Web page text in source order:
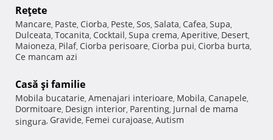
Reţete
Mancare, Paste, Ciorba, Peste, Sos, Salata, Cafea, Supa,
Dulceata, Tocanita, Cocktail, Supa crema, Aperitive, Desert,
Maioneza, Pilaf, Ciorba perisoare, Ciorba pui, Ciorba burta,
Ce mancam azi
Casă şi familie
Mobila bucatarie, Amenajari interioare, Mobila, Canapele,
Dormitoare, Design interior, Parenting, Jurnal de mama
singura, Gravide, Femei curajoase, Autism